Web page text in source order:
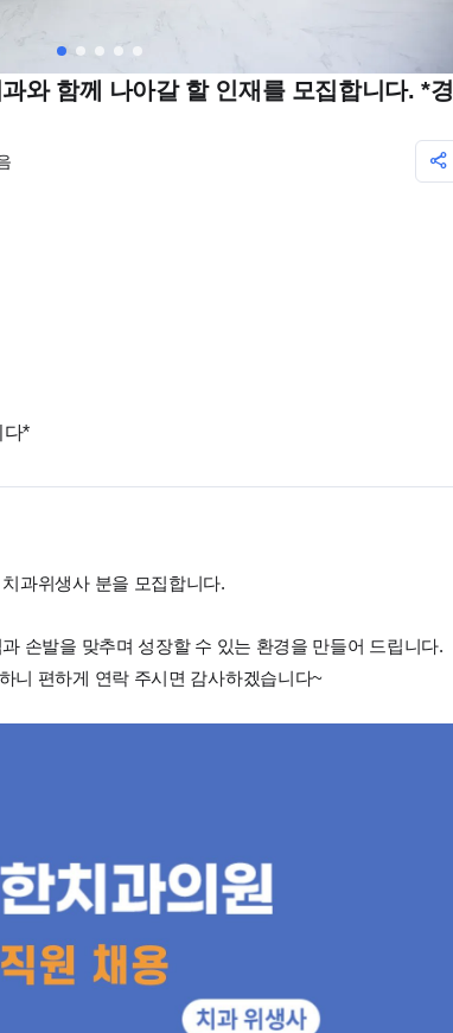
와 함께 나아갈 할 인재를 모집합니다. *경
다*
과위생사 분을 모집합니다.
손발을 맞추며 성장할 수 있는 환경을 만들어 드립니다.
니 편하게 연락 주시면 감사하겠습니다~